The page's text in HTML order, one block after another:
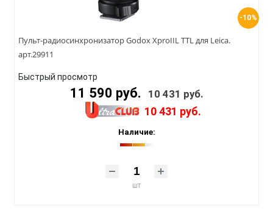
-10%
Пульт-радиосинхронизатор Godox XproIIL TTL для Leica.
арт.29911
Быстрый просмотр
11 590 руб. 10 431 руб.
10 431 руб.
Наличие:
шт